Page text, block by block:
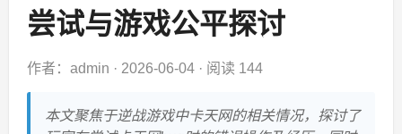
尝试与游戏公平探讨
作者：admin · 2026-06-04· 阅读 144
本文聚焦于逆战游戏中卡天网的相关情况，探讨了